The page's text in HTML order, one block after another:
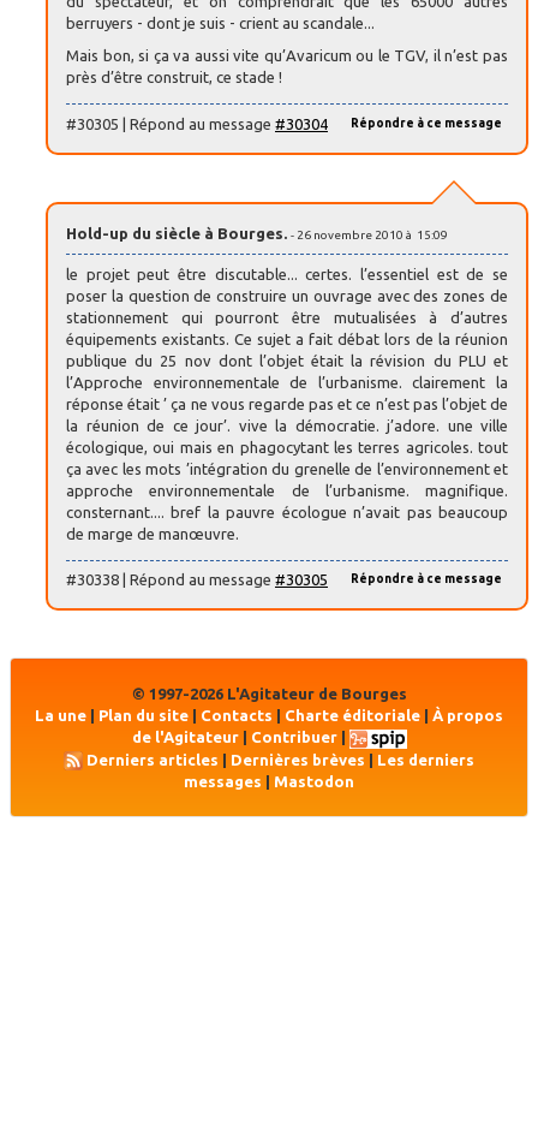
berruyers - dont je suis - crient au scandale...
Mais bon, si ça va aussi vite qu’Avaricum ou le TGV, il n’est pas
près d’être construit, ce stade !
Répondre à ce message
#30305 | Répond au message #30304
Hold-up du siècle à Bourges. - 26 novembre 2010 à 15:09
le projet peut être discutable... certes. l’essentiel est de se
poser la question de construire un ouvrage avec des zones de
stationnement qui pourront être mutualisées à d’autres
équipements existants. Ce sujet a fait débat lors de la réunion
publique du 25 nov dont l’objet était la révision du PLU et
l’Approche environnementale de l’urbanisme. clairement la
réponse était ’ ça ne vous regarde pas et ce n’est pas l’objet de
la réunion de ce jour’. vive la démocratie. j’adore. une ville
écologique, oui mais en phagocytant les terres agricoles. tout
ça avec les mots ’intégration du grenelle de l’environnement et
approche environnementale de l’urbanisme. magnifique.
consternant.... bref la pauvre écologue n’avait pas beaucoup
de marge de manœuvre.
Répondre à ce message
#30338 | Répond au message #30305
© 1997-2026 L'Agitateur de Bourges
La une
Plan du site Contacts Charte éditoriale
À propos
de l'Agitateur| Contribuer|
Derniers articles
Dernières brèves
Les derniers
messages
Mastodon